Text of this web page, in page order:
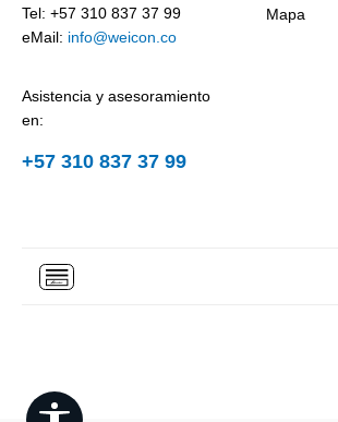
Tel: +57 310 837 37 99
eMail: info@weicon.co
Asistencia y asesoramiento
en:
+57 310 837 37 99
Mapa
Show toolbar